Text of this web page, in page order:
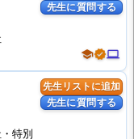
先生に質問する
schoolverifiedcomputer
先生リストに追加
先生に質問する
特別